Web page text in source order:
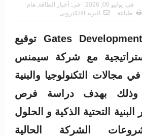
فى: يوليو 06, 2026 فى: أخبار الطاقة هام
طباعة البريد الالكترونى
أعلنت شركة Gates Developments توقيع
مع شركة سيمنس
في مجالات التكنولوجيا والبنية
وذلك بهدف دراسة فرص
التحتية الذكية و الحلول
الشركة الحالية